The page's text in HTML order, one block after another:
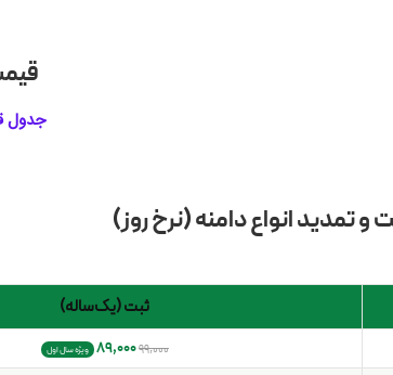
جدول
تمدید انواع دامنه (نرخ روز)
ثبت (یک‌ساله)
99,000
89,000 ویژه سال اول